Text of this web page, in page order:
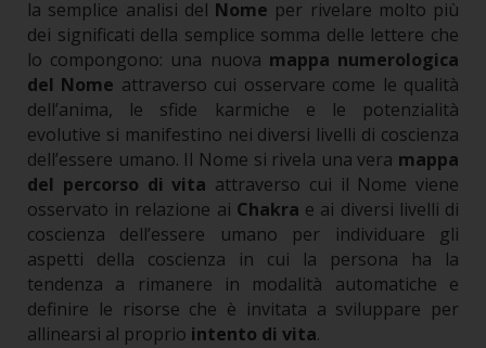
la semplice analisi del Nome per rivelare molto più
dei significati della semplice somma delle lettere che
lo compongono: una nuova mappa numerologica
del Nome attraverso cui osservare come le qualità
dell’anima, le sfide karmiche e le potenzialità
evolutive si manifestino nei diversi livelli di coscienza
dell’essere umano. Il Nome si rivela una vera mappa
del percorso di vita attraverso cui il Nome viene
osservato in relazione ai Chakra e ai diversi livelli di
coscienza dell’essere umano per individuare gli
aspetti della coscienza in cui la persona ha la
tendenza a rimanere in modalità automatiche e
definire le risorse che è invitata a sviluppare per
allinearsi al proprio intento di vita.